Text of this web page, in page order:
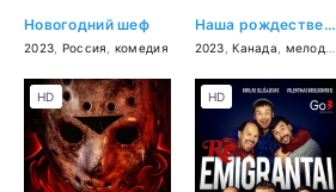
Новогодний шеф
2023 Россия комедия
Наша рождественская свадьба
2023 ,Канада мелодрама
HD HD